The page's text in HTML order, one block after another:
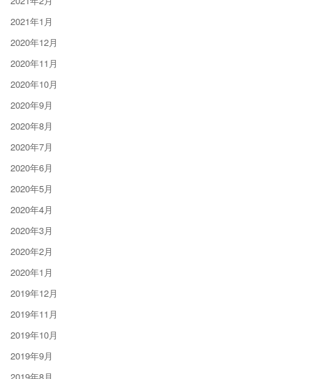
2021年1月
2020年12月
2020年11月
2020年10月
2020年9月
2020年8月
2020年7月
2020年6月
2020年5月
2020年4月
2020年3月
2020年2月
2020年1月
2019年12月
2019年11月
2019年10月
2019年9月